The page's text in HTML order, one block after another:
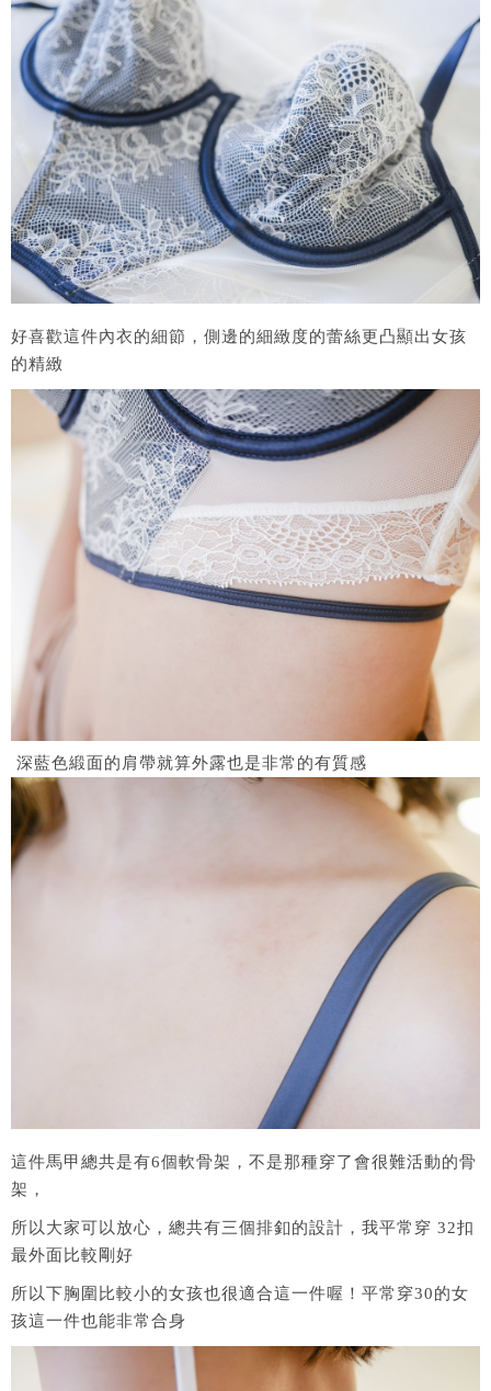
好喜歡這件內衣的細節，側邊的細緻度的蕾絲更凸顯出女孩
的精緻
深藍色緞面的肩帶就算外露也是非常的有質感
這件馬甲總共是有6個軟骨架，不是那種穿了會很難活動的骨
架，
所以大家可以放心，總共有三個排釦的設計，我平常穿 32扣
最外面比較剛好
所以下胸圍比較小的女孩也很適合這一件喔！平常穿30的女
孩這一件也能非常合身